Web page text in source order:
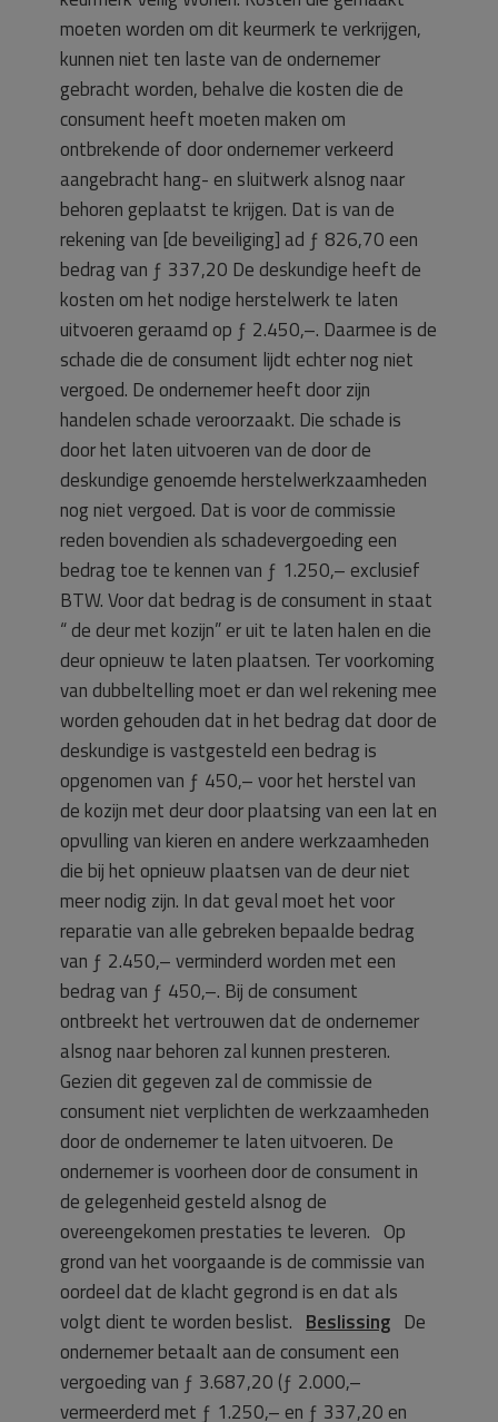
moeten worden om dit keurmerk te verkrijgen,
kunnen niet ten laste van de ondernemer
gebracht worden, behalve die kosten die de
consument heeft moeten maken om
ontbrekende of door ondernemer verkeerd
aangebracht hang- en sluitwerk alsnog naar
behoren geplaatst te krijgen. Dat is van de
rekening van [de beveiliging] ad ƒ 826,70 een
bedrag van ƒ 337,20 De deskundige heeft de
kosten om het nodige herstelwerk te laten
uitvoeren geraamd op ƒ 2.450,–. Daarmee is de
schade die de consument lijdt echter nog niet
vergoed. De ondernemer heeft door zijn
handelen schade veroorzaakt. Die schade is
door het laten uitvoeren van de door de
deskundige genoemde herstelwerkzaamheden
nog niet vergoed. Dat is voor de commissie
reden bovendien als schadevergoeding een
bedrag toe te kennen van ƒ 1.250,– exclusief
BTW. Voor dat bedrag is de consument in staat
“ de deur met kozijn” er uit te laten halen en die
deur opnieuw te laten plaatsen. Ter voorkoming
van dubbeltelling moet er dan wel rekening mee
worden gehouden dat in het bedrag dat door de
deskundige is vastgesteld een bedrag is
opgenomen van ƒ 450,– voor het herstel van
de kozijn met deur door plaatsing van een lat en
opvulling van kieren en andere werkzaamheden
die bij het opnieuw plaatsen van de deur niet
meer nodig zijn. In dat geval moet het voor
reparatie van alle gebreken bepaalde bedrag
van ƒ 2.450,– verminderd worden met een
bedrag van ƒ 450,–. Bij de consument
ontbreekt het vertrouwen dat de ondernemer
alsnog naar behoren zal kunnen presteren.
Gezien dit gegeven zal de commissie de
consument niet verplichten de werkzaamheden
door de ondernemer te laten uitvoeren. De
ondernemer is voorheen door de consument in
de gelegenheid gesteld alsnog de
overeengekomen prestaties te leveren. Op
grond van het voorgaande is de commissie van
oordeel dat de klacht gegrond is en dat als
volgt dient te worden beslist. Beslissing De
ondernemer betaalt aan de consument een
vergoeding van ƒ 3.687,20 (ƒ 2.000,–
vermeerderd met ƒ 1.250,– en ƒ 337,20 en